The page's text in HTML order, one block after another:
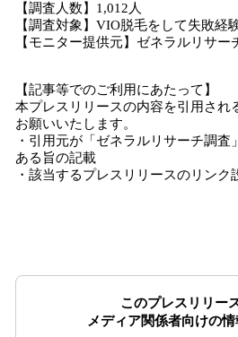
【調査人数】1,012人
【調査対象】VIO脱毛をして失敗経
【モニター提供元】ゼネラルリサー
【記事等でのご利用にあたって】
本プレスリリースの内容を引用され
お願いいたします。
・引用元が「ゼネラルリサーチ調
ある旨の記載
・該当するプレスリリースのリンク
このプレスリリー
メディア関係者向けの